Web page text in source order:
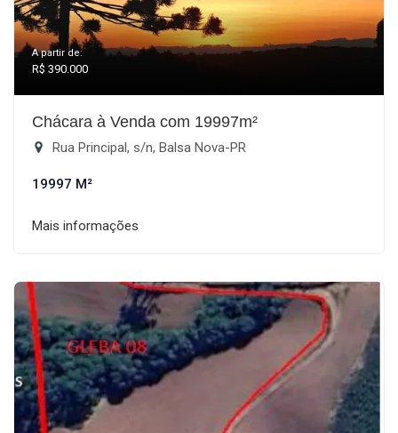
A partir de:
R$ 390.000
Chácara à Venda com 19997m²
Rua Principal, s/n, Balsa Nova-PR
19997 M²
Mais informações